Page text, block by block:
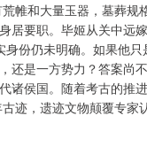
帷和大量玉器，墓葬
居要职。毕姬从关中远
份仍未明确。如果他
还是一方势力？答案尚
诸侯国。随着考古的推
迹，遗迹文物颠覆专